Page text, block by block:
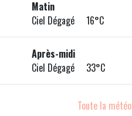
Matin
Ciel Dégagé 16°C
Après-midi
Ciel Dégagé 33°C
Toute la météo